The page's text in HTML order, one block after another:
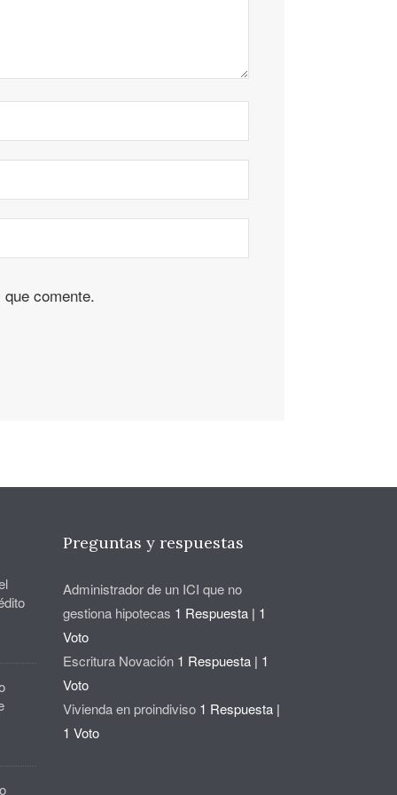
comente.
Preguntas y respuestas
Administrador de un ICI que no
gestiona hipotecas 1 Respuesta | 1
Voto
Escritura Novación 1 Respuesta | 1
Voto
Vivienda en proindiviso 1 Respuesta |
1 Voto